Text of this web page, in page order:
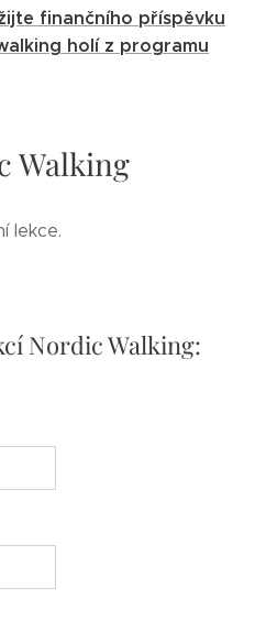
finančního příspěvku
holí z programu
Walking
lekce.
Nordic Walking: